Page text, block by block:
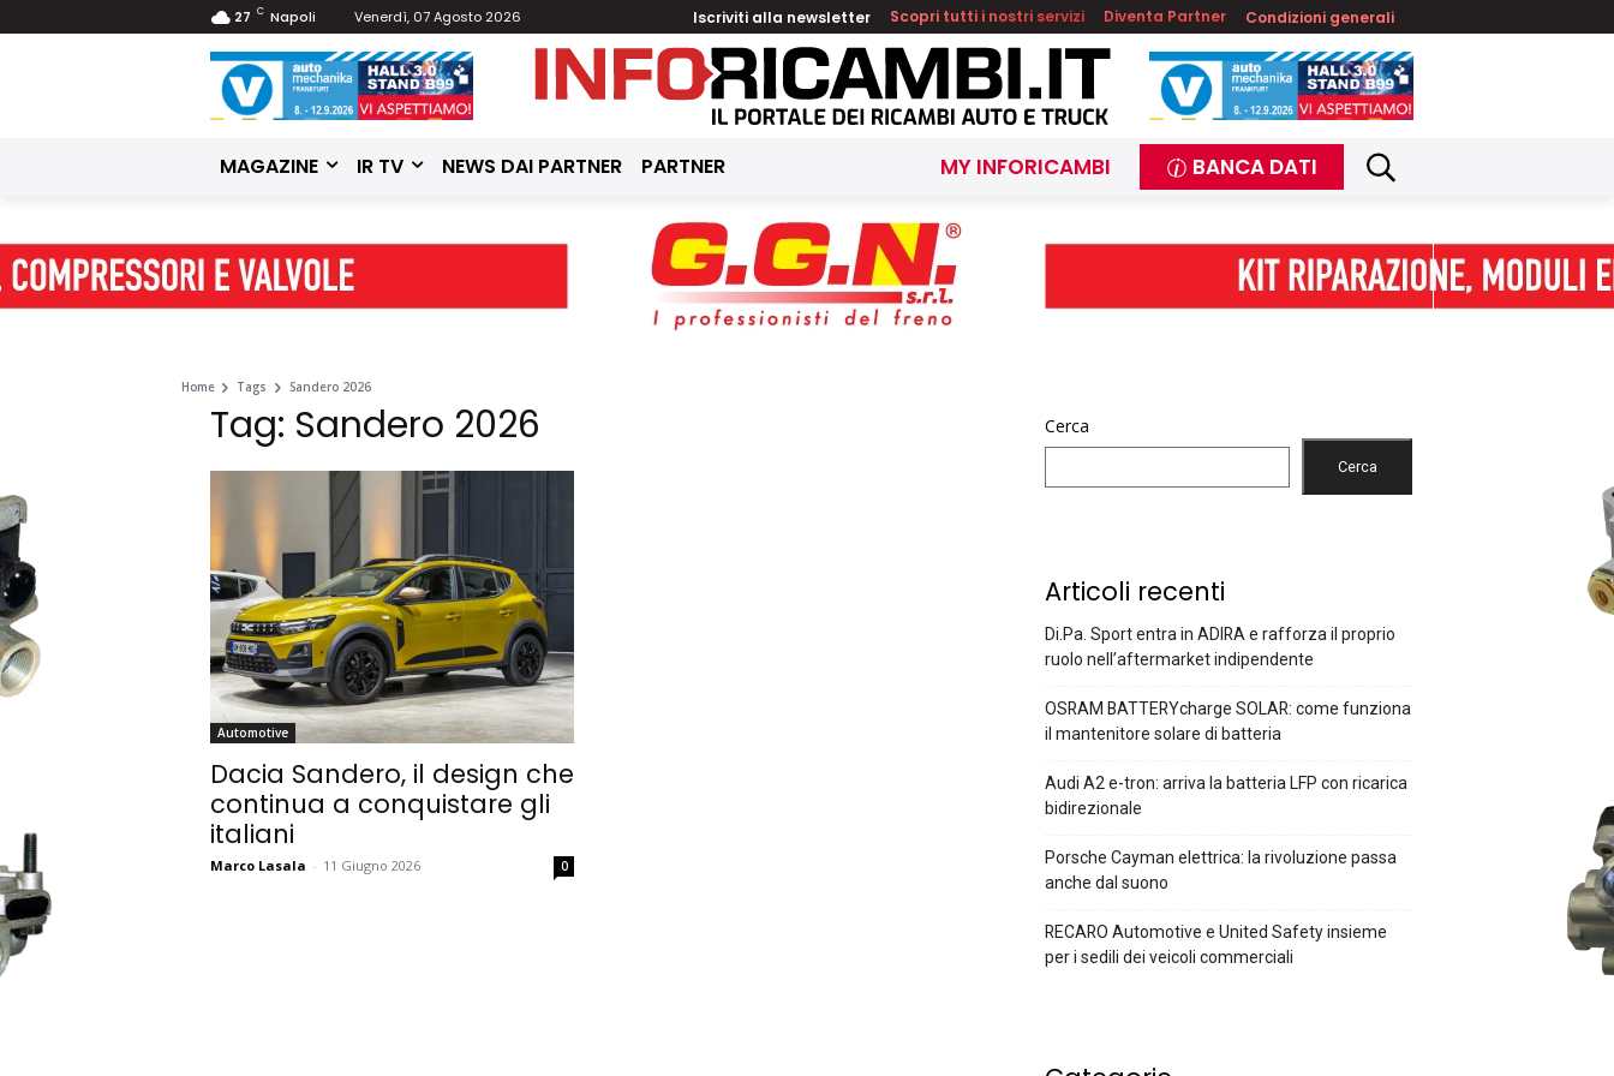
27 C Napoli Venerdì, 07 Agosto 2026 Iscriviti alla newsletter Scopri tutti i nostri servizi Diventa Partner Condizioni generali
MAGAZINE IR TV NEWS DAI PARTNER PARTNER MY INFORICAMBI BANCA DATI
Home Tags Sandero 2026
Tag: Sandero 2026
Automotive
Dacia Sandero, il design che
continua a conquistare gli
italiani
Marco Lasala - 11 Giugno 2026 0
Cerca
Cerca
Articoli recenti
Di.Pa. Sport entra in ADIRA e rafforza il proprio
ruolo nell’aftermarket indipendente
OSRAM BATTERYcharge SOLAR: come funziona
il mantenitore solare di batteria
Audi A2 e-tron: arriva la batteria LFP con ricarica
bidirezionale
Porsche Cayman elettrica: la rivoluzione passa
anche dal suono
RECARO Automotive e United Safety insieme
per i sedili dei veicoli commerciali